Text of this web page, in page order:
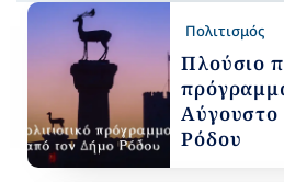
Πολιτισμός
Πλούσιο
Ρόδου